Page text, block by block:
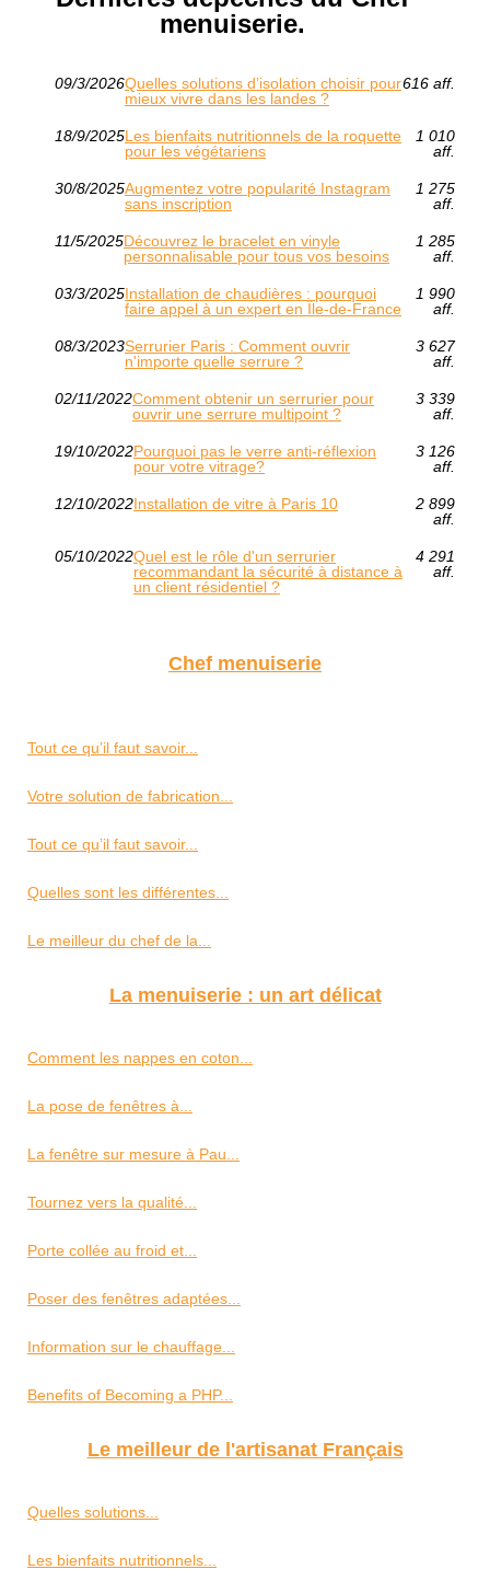
menuiserie.
09/3/2026Quelles solutions d’isolation choisir pour
mieux vivre dans les landes ?
616 aff.
18/9/2025Les bienfaits nutritionnels de la roquette
pour les végétariens
1 010
aff.
30/8/2025Augmentez votre popularité Instagram
sans inscription
1 275
aff.
11/5/2025Découvrez le bracelet en vinyle
personnalisable pour tous vos besoins
1 285
aff.
03/3/2025Installation de chaudières : pourquoi
faire appel à un expert en Île-de-France
1 990
aff.
08/3/2023Serrurier Paris : Comment ouvrir
n'importe quelle serrure ?
3 627
aff.
02/11/2022Comment obtenir un serrurier pour
ouvrir une serrure multipoint ?
3 339
aff.
19/10/2022Pourquoi pas le verre anti-réflexion
pour votre vitrage?
3 126
aff.
12/10/2022Installation de vitre à Paris 10
2 899
aff.
05/10/2022Quel est le rôle d'un serrurier
recommandant la sécurité à distance à
un client résidentiel ?
4 291
aff.
Chef menuiserie
Tout ce qu’il faut savoir...
Votre solution de fabrication...
Tout ce qu’il faut savoir...
Quelles sont les différentes...
Le meilleur du chef de la...
La menuiserie : un art délicat
Comment les nappes en coton...
La pose de fenêtres à...
La fenêtre sur mesure à Pau...
Tournez vers la qualité...
Porte collée au froid et...
Poser des fenêtres adaptées...
Information sur le chauffage...
Benefits of Becoming a PHP...
Le meilleur de l'artisanat Français
Quelles solutions...
Les bienfaits nutritionnels...